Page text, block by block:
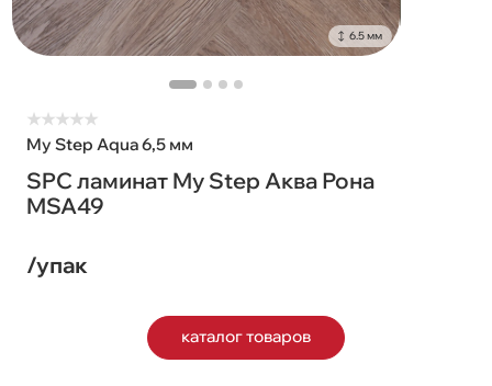
6.5 мм
★★★★★
My Step Aqua 6,5 мм
SPC ламинат My Step Аква Рона
MSA49
/упак
каталог товаров